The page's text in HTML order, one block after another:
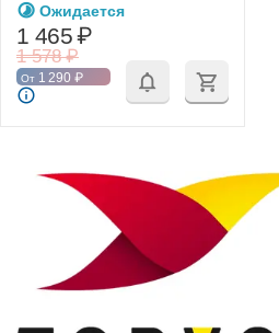
Ожидается
1 578 ₽
1 465₽
От 1 290 ₽